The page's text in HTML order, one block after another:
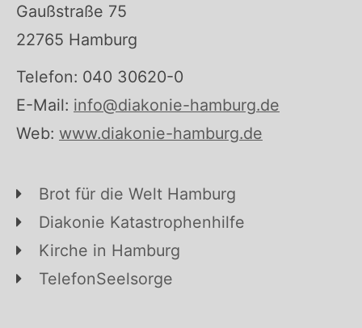
Gaußstraße 75
22765 Hamburg
Telefon: 040 30620-0
E-Mail: info@diakonie-hamburg.de
Web: www.diakonie-hamburg.de
Brot für die Welt Hamburg
Diakonie Katastrophenhilfe
Kirche in Hamburg
TelefonSeelsorge